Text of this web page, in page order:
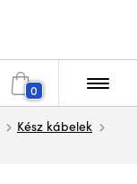
0
Kész kábelek